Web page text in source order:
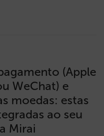
(Apple
WeChat) e
moedas: estas
ao seu
Mirai